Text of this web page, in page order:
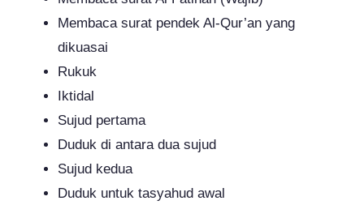
Membaca surat pendek Al-Qur’an yang
dikuasai
Rukuk
Iktidal
Sujud pertama
Duduk di antara dua sujud
Sujud kedua
Duduk untuk tasyahud awal